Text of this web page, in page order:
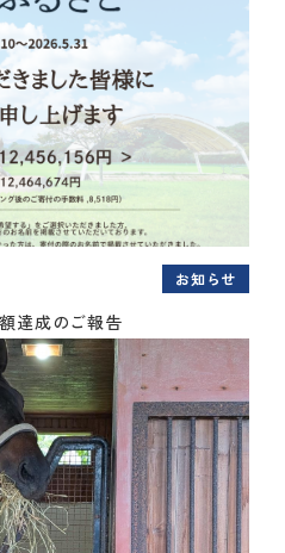
お知らせ
達成のご報告